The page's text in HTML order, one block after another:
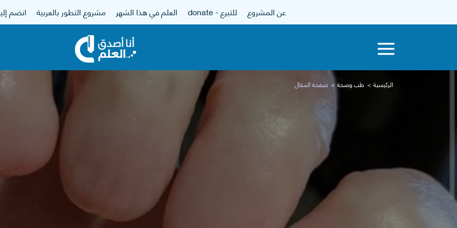
عن المشروع للتبرع - donate العلم في هذا الشهر مشروع التطور بالعربية انضم
الرئيسية طب وصحة صفحة المقال